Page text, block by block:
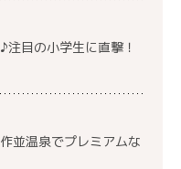
目の小学生に直撃！
並温泉でプレミアムな